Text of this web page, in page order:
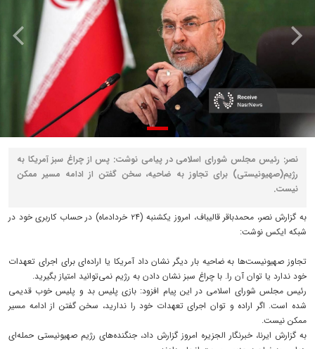
نصر: رئیس مجلس شورای اسلامی در پیامی نوشت: پس از چراغ سبز آمریکا به
رژیم(صهیونیستی) برای تجاوز به ضاحیه، سخن گفتن از ادامه مسیر ممکن
نیست.
به گزارش نصر، محمدباقر قالیباف، امروز یکشنبه (۲۴ خردادماه) در حساب کاربری خود در
شبکه ایکس نوشت:
تجاوز صهیونیست‌ها به ضاحیه بار دیگر نشان داد آمریکا یا اراده‌ای برای اجرای تعهدات
خود ندارد یا توان آن را. با چراغ سبز نشان دادن به رژیم نمی‌توانید امتیاز بگیرید.
رئیس مجلس شورای اسلامی در این پیام افزود: بازی پلیس بد و پلیس خوب قدیمی
شده است. اگر اراده و توان اجرای تعهدات خود را ندارید، سخن گفتن از ادامه مسیر
ممکن نیست.
به گزارش ایرنا، خبرنگار الجزیره امروز گزارش داد، جنگنده‌های رژیم صهیونیستی حمله‌ای